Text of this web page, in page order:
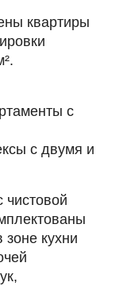
квартиры
с
c двумя и
кухни